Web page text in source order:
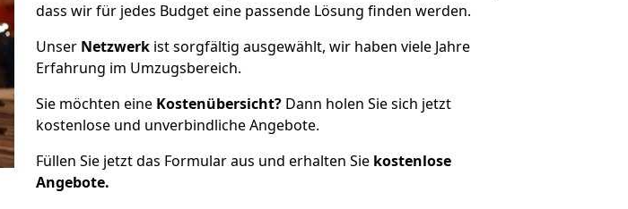
dass wir für jedes Budget eine passende Lösung finden werden.
Unser Netzwerk ist sorgfältig ausgewählt, wir haben viele Jahre
Erfahrung im Umzugsbereich.
Sie möchten eine Kostenübersicht? Dann holen Sie sich jetzt
kostenlose und unverbindliche Angebote.
Füllen Sie jetzt das Formular aus und erhalten Sie kostenlose
Angebote.